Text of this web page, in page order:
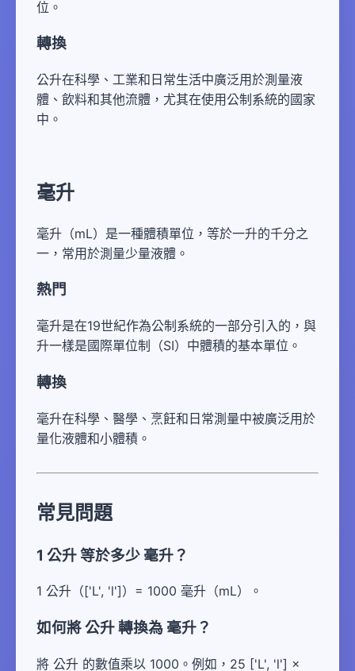
位。
轉換
公升在科學、工業和日常生活中廣泛用於測量液
體、飲料和其他流體，尤其在使用公制系統的國家
中。
毫升
毫升（mL）是一種體積單位，等於一升的千分之
一，常用於測量少量液體。
熱門
毫升是在19世紀作為公制系統的一部分引入的，與
升一樣是國際單位制（SI）中體積的基本單位。
轉換
毫升在科學、醫學、烹飪和日常測量中被廣泛用於
量化液體和小體積。
常見問題
1 公升 等於多少 毫升？
1 公升（['L', 'l']）= 1000 毫升（mL）。
如何將 公升 轉換為 毫升？
將 公升 的數值乘以 1000。例如，25 ['L', 'l'] ×